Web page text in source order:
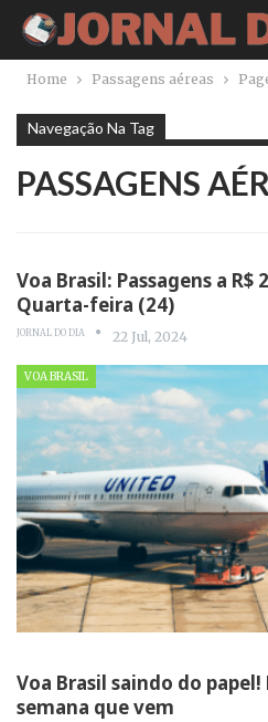
Home Passagens aéreas
Navegação Na Tag
PASSAGENS
Voa Brasil: Passagens a R$
Quarta-feira (24)
JORNAL DO DIA 22 Jul, 2024
VOA BRASIL
Voa Brasil saindo do
semana que vem